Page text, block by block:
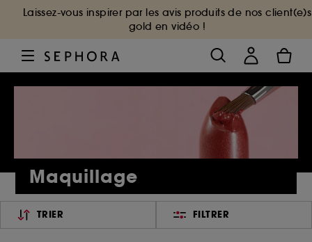
Laissez-vous inspirer par les avis produits de nos client(e)s
gold en vidéo !
Maquillage
TRIER FILTRER